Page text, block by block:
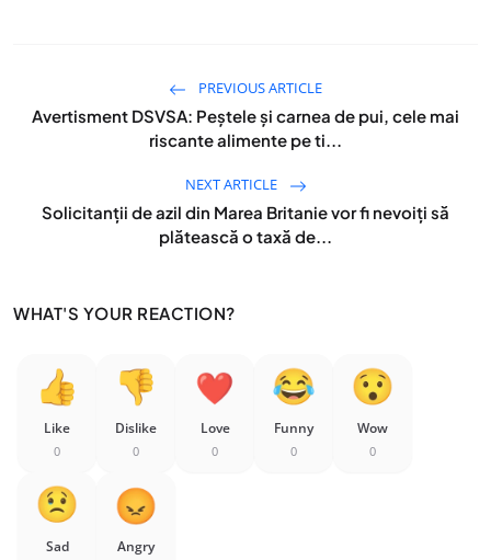
PREVIOUS ARTICLE
Avertisment DSVSA: Peștele și carnea de pui, cele mai
riscante alimente pe ti...
NEXT ARTICLE
Solicitanții de azil din Marea Britanie vor fi nevoiți să
plătească o taxă de...
WHAT'S YOUR REACTION?
Like
0
Dislike
0
Love
0
Funny
0
Wow
0
Sad Angry